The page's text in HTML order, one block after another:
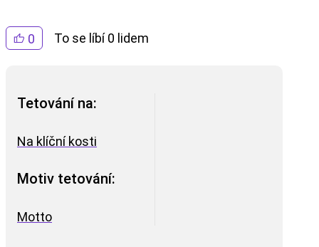
0 To se líbí 0 lidem
Tetování na:
Na klíční kosti
Motiv tetování:
Motto